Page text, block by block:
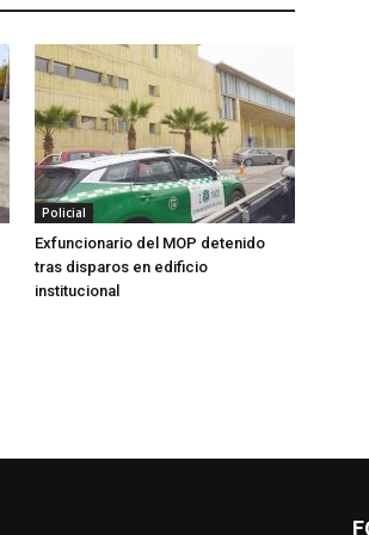
Policial
Exfuncionario del MOP detenido
tras disparos en edificio
institucional